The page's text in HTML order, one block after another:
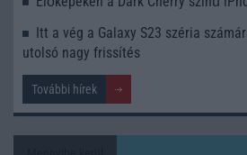
Itt a vég a Galaxy S23 széria
utolsó nagy frissítés
További hírek